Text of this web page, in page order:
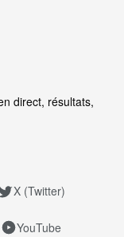
direct, résultats,
X (Twitter)
YouTube